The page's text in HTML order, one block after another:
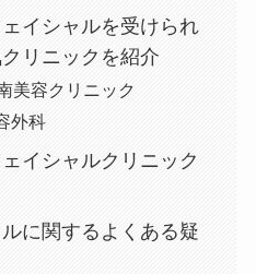
イシャルを受けられ
リニックを紹介
美容クリニック
外科
イシャルクリニック
に関するよくある疑